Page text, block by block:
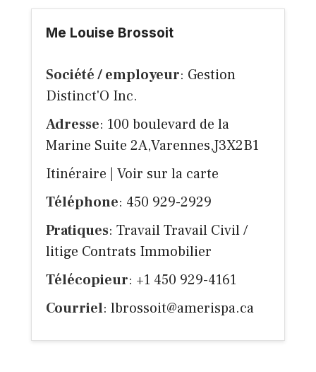
Me Louise Brossoit
Société / employeur: Gestion
Distinct'O Inc.
Adresse: 100 boulevard de la
Marine Suite 2A,Varennes,J3X2B1
Itinéraire
Voir sur la carte
Téléphone: 450 929-2929
Pratiques: Travail Travail Civil /
litige Contrats Immobilier
Télécopieur: +1 450 929-4161
Courriel: lbrossoit@amerispa.ca